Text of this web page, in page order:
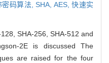
密码算法,SHA, AES,快速实
SHA-256, SHA-512 and
2E is discussed The
are raised for the four